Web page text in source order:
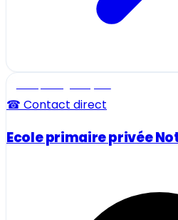
☎ Contact direct
Ecole primaire privée